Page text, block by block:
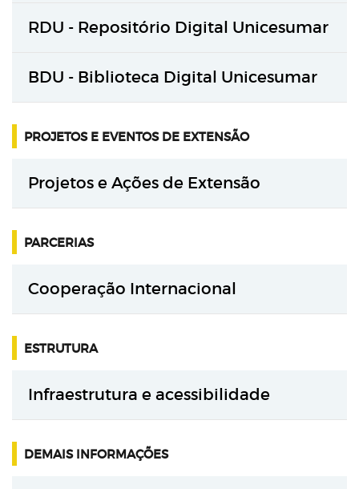
RDU - Repositório Digital Unicesumar
BDU - Biblioteca Digital Unicesumar
PROJETOS E EVENTOS DE EXTENSÃO
Projetos e Ações de Extensão
PARCERIAS
Cooperação Internacional
ESTRUTURA
Infraestrutura e acessibilidade
DEMAIS INFORMAÇÕES